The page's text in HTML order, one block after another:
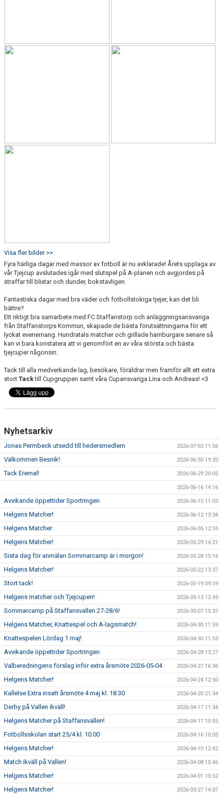
Visa fler bilder >>
Fyra härliga dagar med massor av fotboll är nu avklarade! Årets upplaga av
vår Tjejcup avslutades igår med slutspel på A-planen och avgjordes på
straffar till blixtar och dunder, bokstavligen.
Fantastiska dagar med bra väder och fotbollstokiga tjejer, kan det bli
bättre?
Ett riktigt bra samarbete med FC Staffanstorp och anläggningsansvariga
från Staffanstorps Kommun, skapade de bästa förutsättningarna för ett
lyckat evenemang. Hundratals matcher och grillade hamburgare senare så
kan vi bara konstatera att vi genomfört en av våra största och bästa
tjejcuper någonsin.
Tack till alla medverkande lag, besökare, föräldrar men framför allt ett extra
stort Tacktill Cupgruppen samt våra Cupansvariga Lina och Andreas! <3
Nyhetsarkiv
Jonas Permbeck utsedd till hedersmedlem 2026-07-02 11:56
Välkommen Besnik! 2026-06-30 19:20
Tack Eremal! 2026-06-29 20:05
2026-06-16 14:16
Avvikande öppettider Sportringen 2026-06-15 11:03
Helgens Matcher! 2026-06-12 13:34
Helgens Matcher 2026-06-05 12:55
Helgens Matcher! 2026-05-29 14:21
Sista dag för anmälan Sommarcamp är i morgon! 2026-05-28 15:16
Helgens Matcher! 2026-05-22 13:37
Stort tack! 2026-05-19 09:59
Helgens matcher och Tjejcupen! 2026-05-13 12:49
Sommarcamp på Staffansvallen 27-28/6! 2026-05-07 15:37
Helgens Matcher, Knattespel och A-lagsmatch! 2026-04-30 11:59
Knattespelen Lördag 1 maj! 2026-04-30 11:53
Avvikande öppettider Sportringen 2026-04-28 13:27
Valberedningens förslag inför extra årsmöte 2026-05-04 2026-04-27 16:36
Helgens Matcher! 2026-04-24 12:50
Kallelse Extra insatt årsmöte 4 maj kl. 18.30 2026-04-20 21:34
Derby på Vallen ikväll! 2026-04-17 11:34
Helgens Matcher på Staffansvallen! 2026-04-17 10:55
Fotbollsskolan start 25/4 kl. 10.00 2026-04-16 10:05
Helgens Matcher! 2026-04-10 12:42
Match ikväll på Vallen! 2026-04-08 15:46
Helgens Matcher! 2026-04-01 10:52
Helgens Matcher! 2026-03-27 14:07